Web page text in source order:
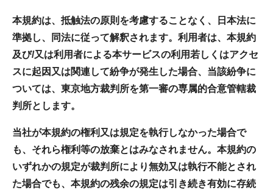
本規約は、抵触法の原則を考慮することなく、日本法に
準拠し、同法に従って解釈されます。利用者は、本規約
及び/又は利用者による本サービスの利用若しくはアクセ
スに起因又は関連して紛争が発生した場合、当該紛争に
ついては、東京地方裁判所を第一審の専属的合意管轄裁
判所とします。
当社が本規約の権利又は規定を執行しなかった場合で
も、それら権利等の放棄とはみなされません。本規約の
いずれかの規定が裁判所により無効又は執行不能とされ
た場合でも、本規約の残余の規定は引き続き有効に存続